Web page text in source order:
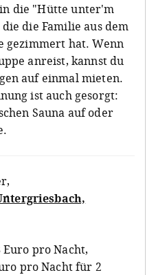
die "Hütte unter'm
die Familie aus dem
gezimmert hat. Wenn
anreist, kannst du
auf einmal mieten.
ist auch gesorgt:
Sauna auf oder
,
pro Nacht,
pro Nacht für 2